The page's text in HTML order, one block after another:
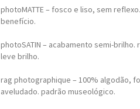
photoMATTE – fosco e liso, sem
benefício.
photoSATIN – acabamento semi-
leve brilho.
rag photographique – 100% algodão,
aveludado. padrão museológico.